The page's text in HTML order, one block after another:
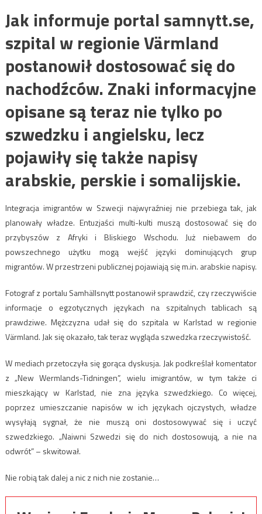
Jak informuje portal samnytt.se,
szpital w regionie Värmland
postanowił dostosować się do
nachodźców. Znaki informacyjne
opisane są teraz nie tylko po
szwedzku i angielsku, lecz
pojawiły się także napisy
arabskie, perskie i somalijskie.
Integracja imigrantów w Szwecji najwyraźniej nie przebiega tak, jak
planowały władze. Entuzjaści multi-kulti muszą dostosować się do
przybyszów z Afryki i Bliskiego Wschodu. Już niebawem do
powszechnego użytku mogą wejść języki dominujących grup
migrantów. W przestrzeni publicznej pojawiają się m.in. arabskie napisy.
Fotograf z portalu Samhällsnytt postanowił sprawdzić, czy rzeczywiście
informacje o egzotycznych językach na szpitalnych tablicach są
prawdziwe. Mężczyzna udał się do szpitala w Karlstad w regionie
Värmland. Jak się okazało, tak teraz wygląda szwedzka rzeczywistość.
W mediach przetoczyła się gorąca dyskusja. Jak podkreślał komentator
z „New Wermlands-Tidningen”, wielu imigrantów, w tym także ci
mieszkający w Karlstad, nie zna języka szwedzkiego. Co więcej,
poprzez umieszczanie napisów w ich językach ojczystych, władze
wysyłają sygnał, że nie muszą oni dostosowywać się i uczyć
szwedzkiego. „Naiwni Szwedzi się do nich dostosowują, a nie na
odwrót” – skwitował.
Nie robią tak dalej a nic z nich nie zostanie…